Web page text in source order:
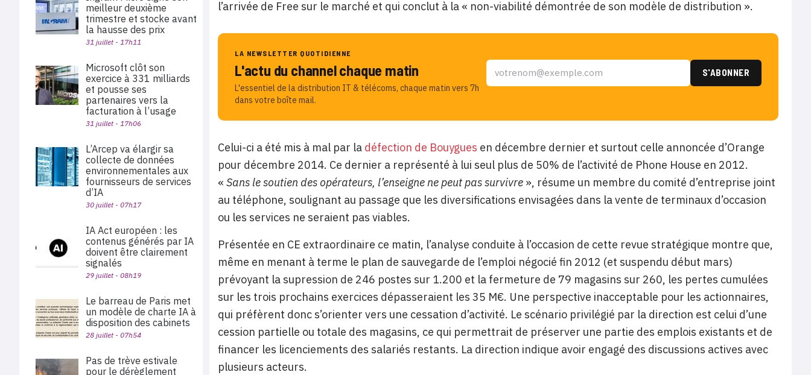
l’arrivée de Free sur le marché et qui conclut à la « non-viabilité démontrée de son modèle de distribution ».
LA NEWSLETTER QUOTIDIENNE
L'actu du channel chaque matin
L'essentiel de la distribution IT & télécoms, chaque matin vers 7h
dans votre boîte mail.
Celui-ci a été mis à mal par la défection de Bouygues en décembre dernier et surtout celle annoncée d’Orange
pour décembre 2014. Ce dernier a représenté à lui seul plus de 50% de l’activité de Phone House en 2012.
« Sans le soutien des opérateurs, l’enseigne ne peut pas survivre », résume un membre du comité d’entreprise joint
au téléphone, soulignant au passage que les diversifications envisagées dans la vente de terminaux d’occasion
ou les services ne seraient pas viables.
Présentée en CE extraordinaire ce matin, l’analyse conduite à l’occasion de cette revue stratégique montre que,
même en menant à terme le plan de sauvegarde de l’emploi négocié fin 2012 (et suspendu début mars)
prévoyant la supression de 246 postes sur 1.200 et la fermeture de 79 magasins sur 260, les pertes cumulées
sur les trois prochains exercices dépasseraient les 35 M€. Une perspective inacceptable pour les actionnaires,
qui préfèrent donc s’orienter vers une cessation d’activité. Le scénario privilégié par la direction est celui d’une
cession partielle ou totale des magasins, ce qui permettrait de préserver une partie des emplois existants et de
financer les licenciements des salariés restants. La direction indique avoir engagé des discussions actives avec
plusieurs acteurs.
meilleur deuxième
trimestre et stocke avant
la hausse des prix
31 juillet - 17h11
Microsoft clôt son
exercice à 331 milliards
et pousse ses
partenaires vers la
facturation à l’usage
31 juillet - 17h06
L’Arcep va élargir sa
collecte de données
environnementales aux
fournisseurs de services
d’IA
30 juillet - 07h17
IA Act européen : les
contenus générés par IA
doivent être clairement
signalés
29 juillet - 08h19
Le barreau de Paris met
un modèle de charte IA à
disposition des cabinets
28 juillet - 07h54
Pas de trève estivale
pour le dérèglement